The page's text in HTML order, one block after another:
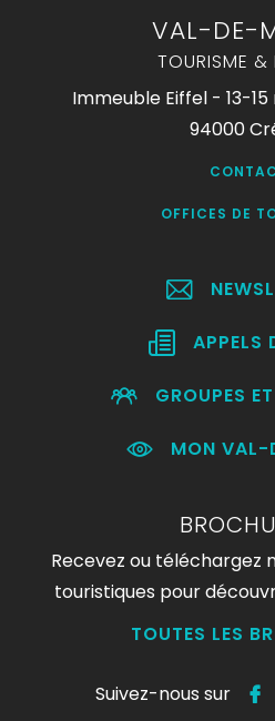
VAL-DE-
TOURISME &
Immeuble Eiffel - 13-
94000
OFFICES DE
APPELS
GROUPES
MON VAL-
Recevez ou téléchargez
touristiques pour
TOUTES LES
Suivez-nous sur